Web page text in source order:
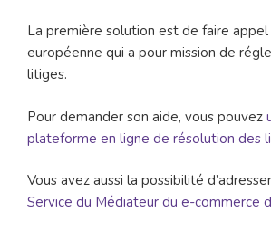
La première solution est de faire appel
européenne qui a pour mission de
litiges.
Pour demander son aide, vous pouvez
plateforme en ligne de résolution des
Vous avez aussi la possibilité
Service du Médiateur du e-commerce